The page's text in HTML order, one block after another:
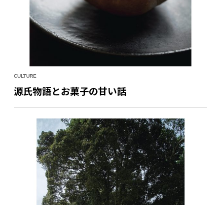
CULTURE
源氏物語とお菓子の甘い話